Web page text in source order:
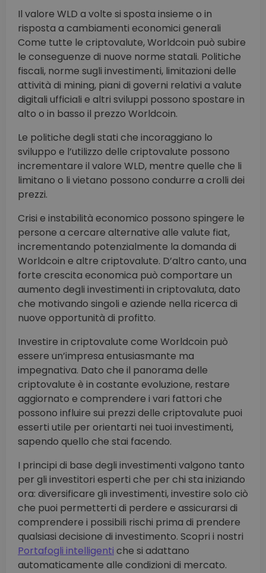
Il valore WLD a volte si sposta insieme o in
risposta a cambiamenti economici generali
Come tutte le criptovalute, Worldcoin può subire
le conseguenze di nuove norme statali. Politiche
fiscali, norme sugli investimenti, limitazioni delle
attività di mining, piani di governi relativi a valute
digitali ufficiali e altri sviluppi possono spostare in
alto o in basso il prezzo Worldcoin.
Le politiche degli stati che incoraggiano lo
sviluppo e l’utilizzo delle criptovalute possono
incrementare il valore WLD, mentre quelle che li
limitano o li vietano possono condurre a crolli dei
prezzi.
Crisi e instabilità economico possono spingere le
persone a cercare alternative alle valute fiat,
incrementando potenzialmente la domanda di
Worldcoin e altre criptovalute. D’altro canto, una
forte crescita economica può comportare un
aumento degli investimenti in criptovaluta, dato
che motivando singoli e aziende nella ricerca di
nuove opportunità di profitto.
Investire in criptovalute come Worldcoin può
essere un’impresa entusiasmante ma
impegnativa. Dato che il panorama delle
criptovalute è in costante evoluzione, restare
aggiornato e comprendere i vari fattori che
possono influire sui prezzi delle criptovalute puoi
esserti utile per orientarti nei tuoi investimenti,
sapendo quello che stai facendo.
I principi di base degli investimenti valgono tanto
per gli investitori esperti che per chi sta iniziando
ora: diversificare gli investimenti, investire solo ciò
che puoi permetterti di perdere e assicurarsi di
comprendere i possibili rischi prima di prendere
qualsiasi decisione di investimento. Scopri i nostri
Portafogli intelligenti che si adattano
automaticamente alle condizioni di mercato.